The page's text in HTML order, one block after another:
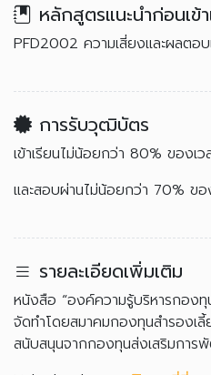
หลักสูตรแนะนำก่อนเข้
PFD2002 ความเสี่ยงและผลตอ
การรับวุฒิบัตร
เข้าเรียนไม่น้อยกว่า 80% ของเว
และสอบผ่านไม่น้อยกว่า 70% ข
รายละเอียดเพิ่มเติม
หนังสือ “องค์ความรู้บริหารกอง
จัดทำโดยสมาคมกองทุนสำรองเ
สนับสนุนจากกองทุนส่งเสริมการ